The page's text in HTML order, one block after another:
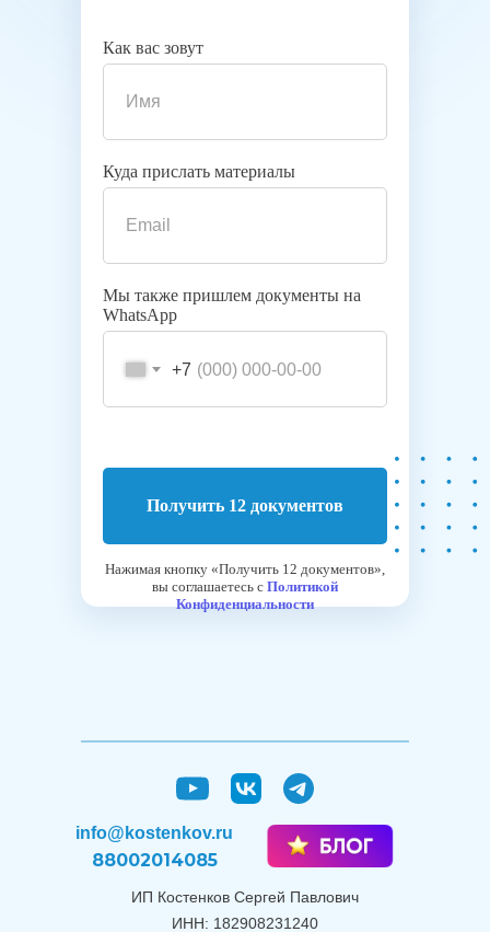
Как вас зовут
Куда прислать материалы
Мы также пришлем документы на
WhatsApp
+7
Получить 12 документов
Нажимая кнопку «Получить 12 документов»,
вы соглашаетесь с Политикой
Конфиденциальности
ИП Костенков Сергей Павлович
info@kostenkov.ru
ИНН: 182908231240
88002014085